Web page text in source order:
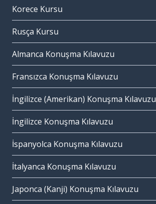
Korece Kursu
Rusça Kursu
Almanca Konuşma Kılavuzu
Fransızca Konuşma Kılavuzu
İngilizce (Amerikan) Konuşma Kılavuzu
İngilizce Konuşma Kılavuzu
İspanyolca Konuşma Kılavuzu
İtalyanca Konuşma Kılavuzu
Japonca (Kanji) Konuşma Kılavuzu